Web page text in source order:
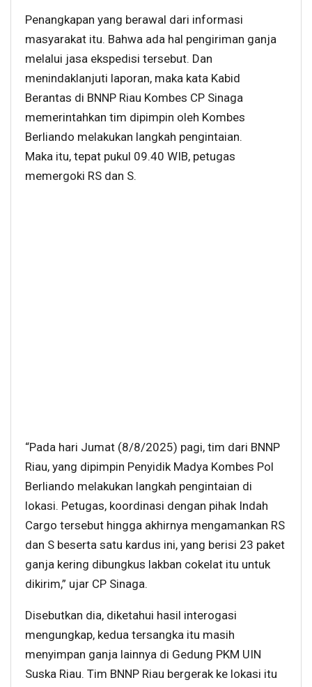
Penangkapan yang berawal dari informasi
masyarakat itu. Bahwa ada hal pengiriman ganja
melalui jasa ekspedisi tersebut. Dan
menindaklanjuti laporan, maka kata Kabid
Berantas di BNNP Riau Kombes CP Sinaga
memerintahkan tim dipimpin oleh Kombes
Berliando melakukan langkah pengintaian.
Maka itu, tepat pukul 09.40 WIB, petugas
memergoki RS dan S.
“Pada hari Jumat (8/8/2025) pagi, tim dari BNNP
Riau, yang dipimpin Penyidik Madya Kombes Pol
Berliando melakukan langkah pengintaian di
lokasi. Petugas, koordinasi dengan pihak Indah
Cargo tersebut hingga akhirnya mengamankan RS
dan S beserta satu kardus ini, yang berisi 23 paket
ganja kering dibungkus lakban cokelat itu untuk
dikirim,” ujar CP Sinaga.
Disebutkan dia, diketahui hasil interogasi
mengungkap, kedua tersangka itu masih
menyimpan ganja lainnya di Gedung PKM UIN
Suska Riau. Tim BNNP Riau bergerak ke lokasi itu